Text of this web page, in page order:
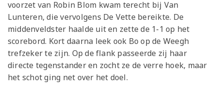
voorzet van Robin Blom kwam terecht bij Van
Lunteren, die vervolgens De Vette bereikte. De
middenveldster haalde uit en zette de 1-1 op het
scorebord. Kort daarna leek ook Bo op de Weegh
trefzeker te zijn. Op de flank passeerde zij haar
directe tegenstander en zocht ze de verre hoek, maar
het schot ging net over het doel.